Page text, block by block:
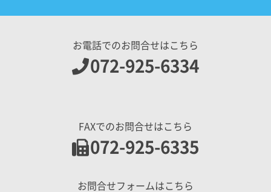
お電話でのお問合せはこちら
072-925-6334
FAXでのお問合せはこちら
072-925-6335
お問合せフォームはこちら